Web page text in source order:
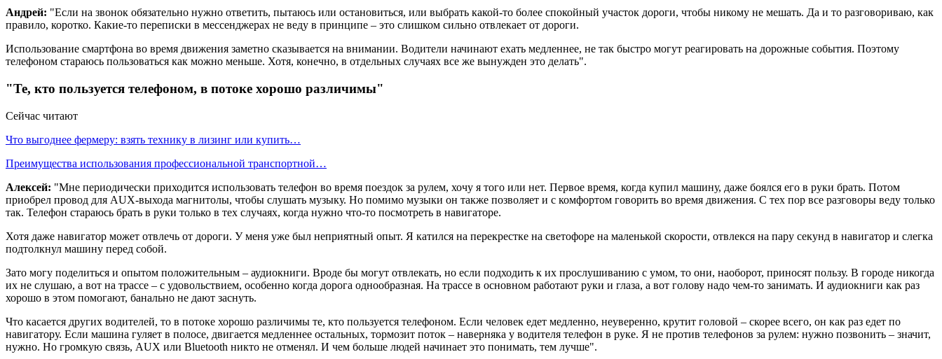
Андрей: "Если на звонок обязательно нужно ответить, пытаюсь или остановиться, или выбрать какой-то более спокойный участок дороги, чтобы никому не мешать. Да и то разговориваю, как
правило, коротко. Какие-то переписки в мессенджерах не веду в принципе – это слишком сильно отвлекает от дороги.
Использование смартфона во время движения заметно сказывается на внимании. Водители начинают ехать медленнее, не так быстро могут реагировать на дорожные события. Поэтому
телефоном стараюсь пользоваться как можно меньше. Хотя, конечно, в отдельных случаях все же вынужден это делать".
"Те, кто пользуется телефоном, в потоке хорошо различимы"
Сейчас читают
Что выгоднее фермеру: взять технику в лизинг или купить…
Преимущества использования профессиональной транспортной…
Алексей: "Мне периодически приходится использовать телефон во время поездок за рулем, хочу я того или нет. Первое время, когда купил машину, даже боялся его в руки брать. Потом
приобрел провод для AUX-выхода магнитолы, чтобы слушать музыку. Но помимо музыки он также позволяет и с комфортом говорить во время движения. С тех пор все разговоры веду только
так. Телефон стараюсь брать в руки только в тех случаях, когда нужно что-то посмотреть в навигаторе.
Хотя даже навигатор может отвлечь от дороги. У меня уже был неприятный опыт. Я катился на перекрестке на светофоре на маленькой скорости, отвлекся на пару секунд в навигатор и слегка
подтолкнул машину перед собой.
Зато могу поделиться и опытом положительным – аудиокниги. Вроде бы могут отвлекать, но если подходить к их прослушиванию с умом, то они, наоборот, приносят пользу. В городе никогда
их не слушаю, а вот на трассе – с удовольствием, особенно когда дорога однообразная. На трассе в основном работают руки и глаза, а вот голову надо чем-то занимать. И аудиокниги как раз
хорошо в этом помогают, банально не дают заснуть.
Что касается других водителей, то в потоке хорошо различимы те, кто пользуется телефоном. Если человек едет медленно, неуверенно, крутит головой – скорее всего, он как раз едет по
навигатору. Если машина гуляет в полосе, двигается медленнее остальных, тормозит поток – наверняка у водителя телефон в руке. Я не против телефонов за рулем: нужно позвонить – значит,
нужно. Но громкую связь, AUX или Bluetooth никто не отменял. И чем больше людей начинает это понимать, тем лучше".